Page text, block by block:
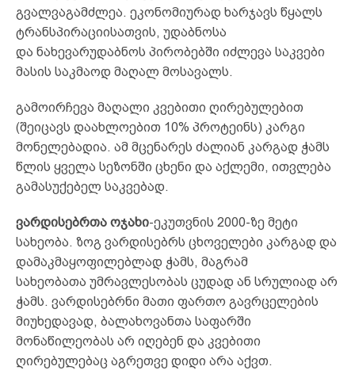
გვალვაგამძლეა. ეკონომიურად ხარჯავს წყალს
ტრანსპირაციისათვის, უდაბნოსა
და ნახევარუდაბნოს პირობებში იძლევა საკვები
მასის საკმაოდ მაღალ მოსავალს.
გამოირჩევა მაღალი კვებითი ღირებულებით
(შეიცავს დაახლოებით 10% პროტეინს) კარგი
მონელებადია. ამ მცენარეს ძალიან კარგად ჭამს
წლის ყველა სეზონში ცხენი და აქლემი, ითვლება
გამასუქებელ საკვებად.
ვარდისებრთა ოჯახი-ეკუთვნის 2000-ზე მეტი
სახეობა. ზოგ ვარდისებრს ცხოველები კარგად და
დამაკმაყოფილებლად ჭამს, მაგრამ
სახეობათა უმრავლესობას ცუდად ან სრულიად არ
ჭამს. ვარდისებრნი მათი ფართო გავრცელების
მიუხედავად, ბალახოვანთა საფარში
მონაწილეობას არ იღებენ და კვებითი
ღირებულებაც აგრეთვე დიდი არა აქვთ.